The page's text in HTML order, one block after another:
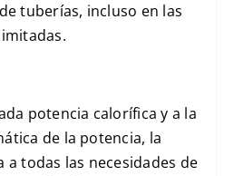
tuberías, incluso en las
potencia calorífica y a la
de la potencia, la
a todas las necesidades de